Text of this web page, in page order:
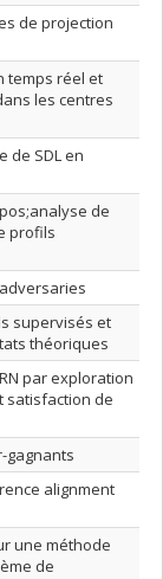
de projection
temps réel et
les centres
de SDL en
de
profils
supervisés et
théoriques
par exploration
satisfaction de
gagnants
alignment
une méthode
de